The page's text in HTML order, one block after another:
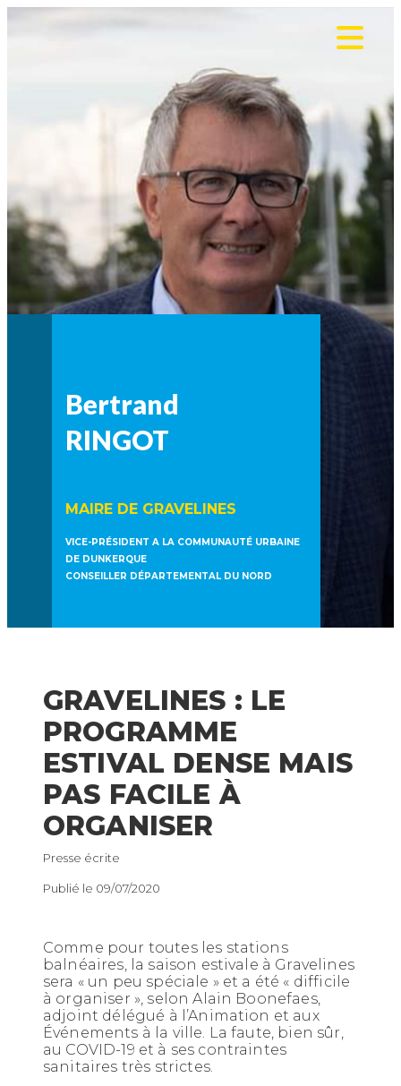
Bertrand
RINGOT
MAIRE DE GRAVELINES
VICE-PRÉSIDENT A LA COMMUNAUTÉ URBAINE
DE DUNKERQUE
CONSEILLER DÉPARTEMENTAL DU NORD
GRAVELINES : LE
PROGRAMME
ESTIVAL DENSE MAIS
PAS FACILE À
ORGANISER
Presse écrite
Publié le 09/07/2020
Comme pour toutes les stations
balnéaires, la saison estivale à Gravelines
sera « un peu spéciale » et a été « difficile
à organiser », selon Alain Boonefaes,
adjoint délégué à l’Animation et aux
Événements à la ville. La faute, bien sûr,
au COVID-19 et à ses contraintes
sanitaires très strictes.
Panneau de gestion des cookies